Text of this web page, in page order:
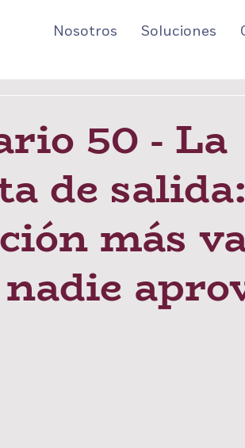
Nosotros Soluciones
50 - La
de
más